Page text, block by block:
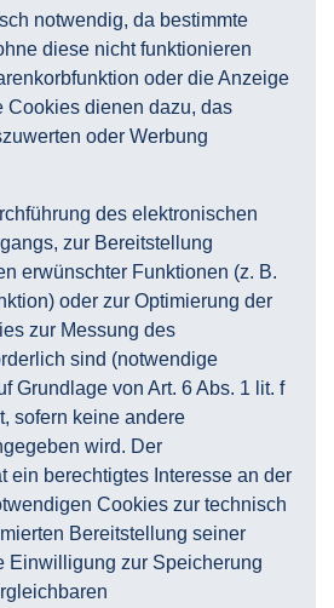
notwendig, da bestimmte
diese nicht funktionieren
oder die Anzeige
Cookies dienen dazu, das
oder Werbung
des elektronischen
zur Bereitstellung
erwünschter Funktionen (z. B.
oder zur Optimierung der
zur Messung des
sind (notwendige
Grundlage von Art. 6 Abs. 1 lit. f
sofern keine andere
wird. Der
ein berechtigtes Interesse an der
Cookies zur technisch
Bereitstellung seiner
Einwilligung zur Speicherung